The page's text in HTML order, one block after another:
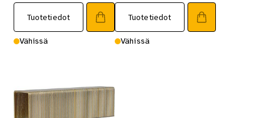
Tuotetiedot
Vähissä
Tuotetiedot
Vähissä